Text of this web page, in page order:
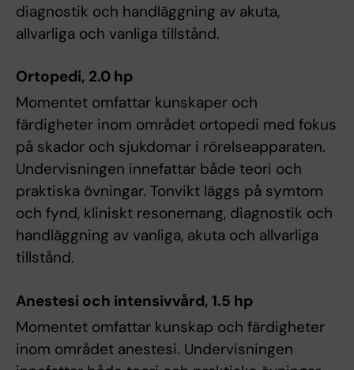
diagnostik och handläggning av akuta,
allvarliga och vanliga tillstånd.
Ortopedi, 2.0 hp
Momentet omfattar kunskaper och
färdigheter inom området ortopedi med fokus
på skador och sjukdomar i rörelseapparaten.
Undervisningen innefattar både teori och
praktiska övningar. Tonvikt läggs på symtom
och fynd, kliniskt resonemang, diagnostik och
handläggning av vanliga, akuta och allvarliga
tillstånd.
Anestesi och intensivvård, 1.5 hp
Momentet omfattar kunskap och färdigheter
inom området anestesi. Undervisningen